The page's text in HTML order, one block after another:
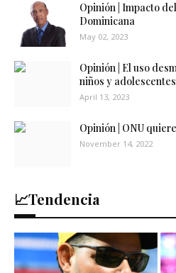
Opinión | Impacto
Dominicana
May 02, 2023
Opinión | El uso
niños y adolescentes
April 13, 2023
Opinión | ONU
November 14, 2022
📈Tendencia